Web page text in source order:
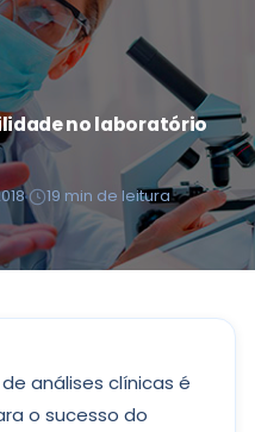
no laboratório
19 min de leitura
análises clínicas é
o sucesso do